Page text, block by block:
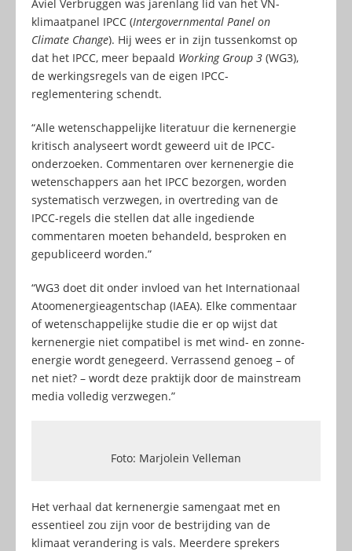
Aviel Verbruggen was jarenlang lid van het VN-
klimaatpanel IPCC (Intergovernmental Panel on
Climate Change). Hij wees er in zijn tussenkomst op
dat het IPCC, meer bepaald Working Group 3 (WG3),
de werkingsregels van de eigen IPCC-
reglementering schendt.
“Alle wetenschappelijke literatuur die kernenergie
kritisch analyseert wordt geweerd uit de IPCC-
onderzoeken. Commentaren over kernenergie die
wetenschappers aan het IPCC bezorgen, worden
systematisch verzwegen, in overtreding van de
IPCC-regels die stellen dat alle ingediende
commentaren moeten behandeld, besproken en
gepubliceerd worden.”
“WG3 doet dit onder invloed van het Internationaal
Atoomenergieagentschap (IAEA). Elke commentaar
of wetenschappelijke studie die er op wijst dat
kernenergie niet compatibel is met wind- en zonne-
energie wordt genegeerd. Verrassend genoeg – of
net niet? – wordt deze praktijk door de mainstream
media volledig verzwegen.”
Foto: Marjolein Velleman
Het verhaal dat kernenergie samengaat met en
essentieel zou zijn voor de bestrijding van de
klimaat verandering is vals. Meerdere sprekers